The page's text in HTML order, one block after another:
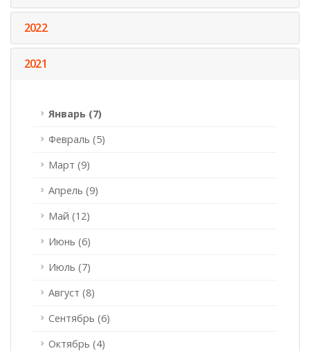
2022
2021
Январь (7)
Февраль (5)
Март (9)
Апрель (9)
Май (12)
Июнь (6)
Июль (7)
Август (8)
Сентябрь (6)
Октябрь (4)